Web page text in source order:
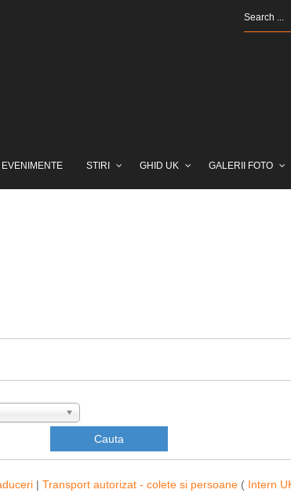
EVENIMENTE STIRI GHID UK GALERII FOTO
| Transport autorizat - colete si persoane ( Intern